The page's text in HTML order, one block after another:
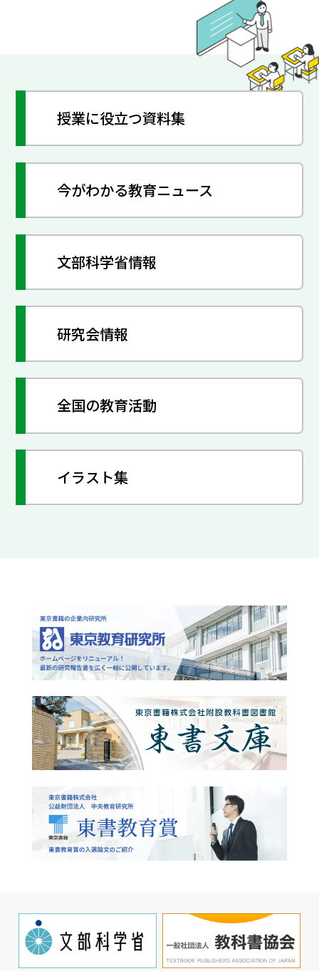
授業に役立つ資料集
今がわかる教育ニュース
文部科学省情報
研究会情報
全国の教育活動
イラスト集